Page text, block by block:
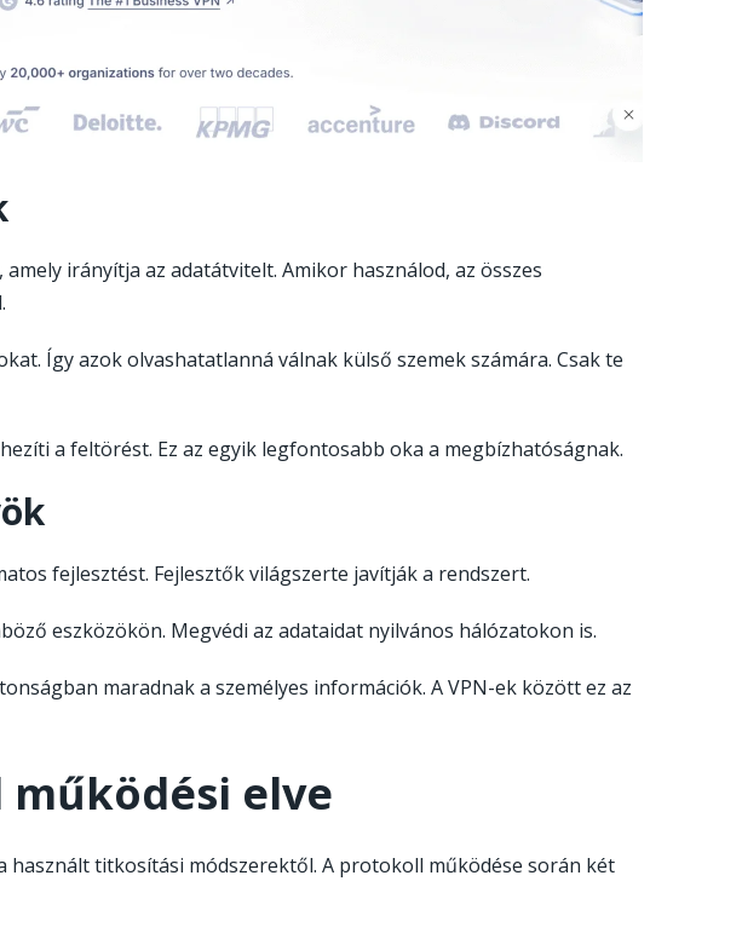
irányítja az adatátvitelt. Amikor használod, az összes
Így azok olvashatatlanná válnak külső szemek számára. Csak te
a feltörést. Ez az egyik legfontosabb oka a megbízhatóságnak.
fejlesztést. Fejlesztők világszerte javítják a rendszert.
eszközökön. Megvédi az adataidat nyilvános hálózatokon is.
maradnak a személyes információk. A VPN-ek között ez az
elve
használt titkosítási módszerektől. A protokoll működése során két